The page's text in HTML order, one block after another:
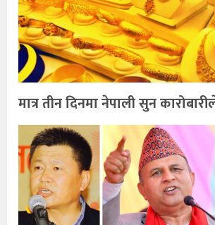
मात्र तीन दिनमा नेपाली सुन